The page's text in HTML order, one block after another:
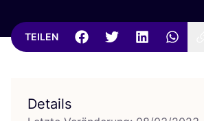
TEILEN
Details